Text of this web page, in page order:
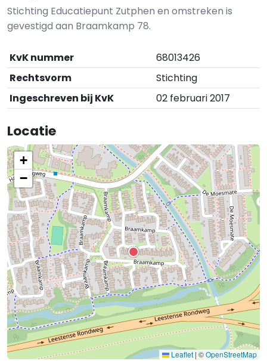
Stichting Educatiepunt Zutphen en omstreken is
gevestigd aan Braamkamp 78.
KvK nummer
68013426
Rechtsvorm
Stichting
Ingeschreven bij KvK
02 februari 2017
Locatie
+
−
Leaflet | ©OpenStreetMap